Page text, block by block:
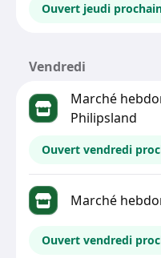
Ouvert jeudi
Vendredi
Marché
Philipsland
Ouvert vendredi
Marché
Ouvert vendredi